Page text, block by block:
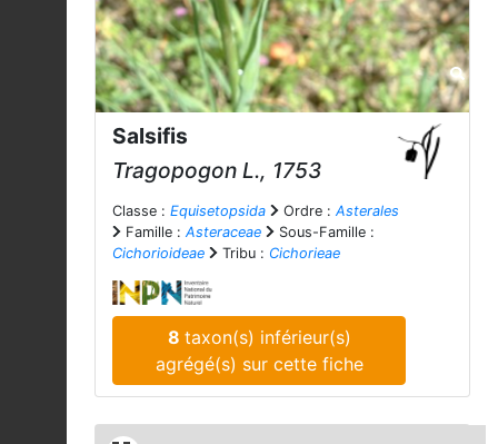
Salsifis
Tragopogon L., 1753
Classe : Equisetopsida Ordre : Asterales
Famille : Asteraceae
Sous-Famille :
Cichorioideae
Tribu : Cichorieae
8 taxon(s) inférieur(s)
agrégé(s) sur cette fiche